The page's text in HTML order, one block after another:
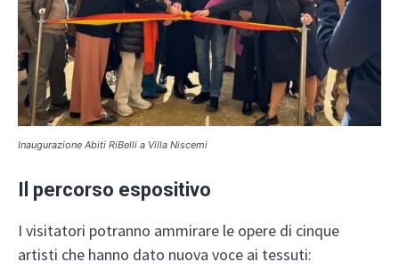
Inaugurazione Abiti RiBelli a Villa Niscemi
Il percorso espositivo
I visitatori potranno ammirare le opere di cinque
artisti che hanno dato nuova voce ai tessuti: